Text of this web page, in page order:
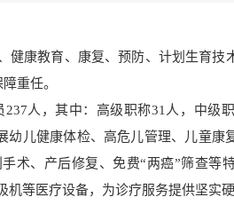
康教育、康复、预防、计划生育技
重任。
人，其中：高级职称31人，中级
儿健康体检、高危儿管理、儿童康
术、产后修复、免费“两癌”筛查等
等医疗设备，为诊疗服务提供坚实硬